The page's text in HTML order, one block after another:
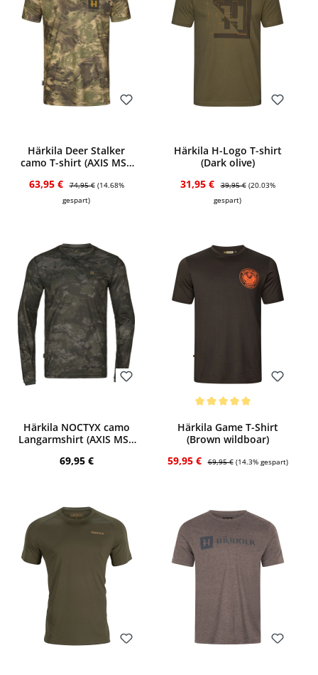
Härkila Deer Stalker
camo T-shirt (AXIS MSP
Verkaufspreis:
63,95 € Regulärer Preis:
74,95 € (14.68%
gespart)
Härkila H-Logo T-shirt
(Dark olive)
Verkaufspreis:
31,95 € Regulärer Preis:
39,95 € (20.03%
gespart)
Härkila NOCTYX camo
Langarmshirt (AXIS MSP
Regulärer Preis:
69,95 €
Bewerten
Härkila Game T-Shirt
(Brown wildboar)
Verkaufspreis:
59,95 € Regulärer Preis:
69,95 € (14.3% gespart)